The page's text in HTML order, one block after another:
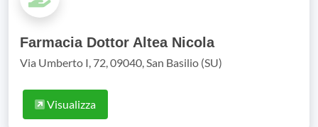
Farmacia Dottor Altea Nicola
Via Umberto I, 72, 09040, San Basilio (SU)
Visualizza